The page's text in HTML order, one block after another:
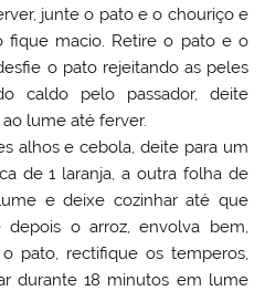
junte o pato e o chouriço e
fique macio. Retire o pato e o
o pato rejeitando as peles
caldo pelo passador, deite
lume até ferver.
alhos e cebola, deite para um
de 1 laranja, a outra folha de
e deixe cozinhar até que
depois o arroz, envolva bem,
pato, rectifique os temperos,
durante 18 minutos em lume